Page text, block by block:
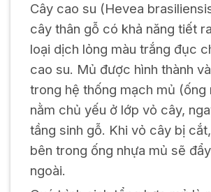
Cây cao su (Hevea
cây thân gỗ có khả năng tiết
loại dịch lỏng màu trắng đục
cao su. Mủ được hình thành
trong hệ thống mạch mủ (ống
nằm chủ yếu ở lớp vỏ cây,
tầng sinh gỗ. Khi vỏ cây bị
bên trong ống nhựa mủ sẽ
ngoài.